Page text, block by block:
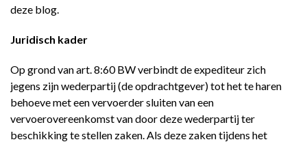
deze blog.
Juridisch kader
Op grond van art. 8:60 BW verbindt de expediteur zich
jegens zijn wederpartij (de opdrachtgever) tot het te haren
behoeve met een vervoerder sluiten van een
vervoerovereenkomst van door deze wederpartij ter
beschikking te stellen zaken. Als deze zaken tijdens het